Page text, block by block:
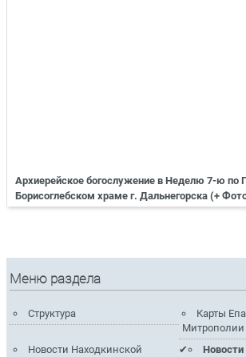
Архиерейское богослужение в Неделю 7-ю по
Борисоглебском храме г. Дальнегорска (+
Меню раздела
Структура
Карты
Митрополии
Новости Находкинской
Новости